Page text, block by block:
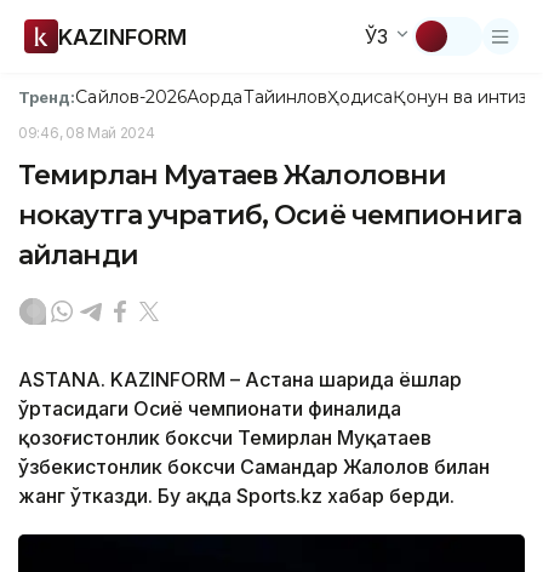
KAZINFORM ЎЗ
Тренд:Сайлов-2026АқордаТайинловҲодисаҚонун ва
09:46, 08 Май 2024
Темирлан Муқатаев Жалоловни
нокаутга учратиб, Осиё чемпионига
айланди
ASTANA. KAZINFORM – Астана шаҳрида ёшлар
ўртасидаги Осиё чемпионати финалида
қозоғистонлик боксчи Темирлан Муқатаев
ўзбекистонлик боксчи Самандар Жалолов билан
жанг ўтказди. Бу ҳақда Sports.kz хабар берди.